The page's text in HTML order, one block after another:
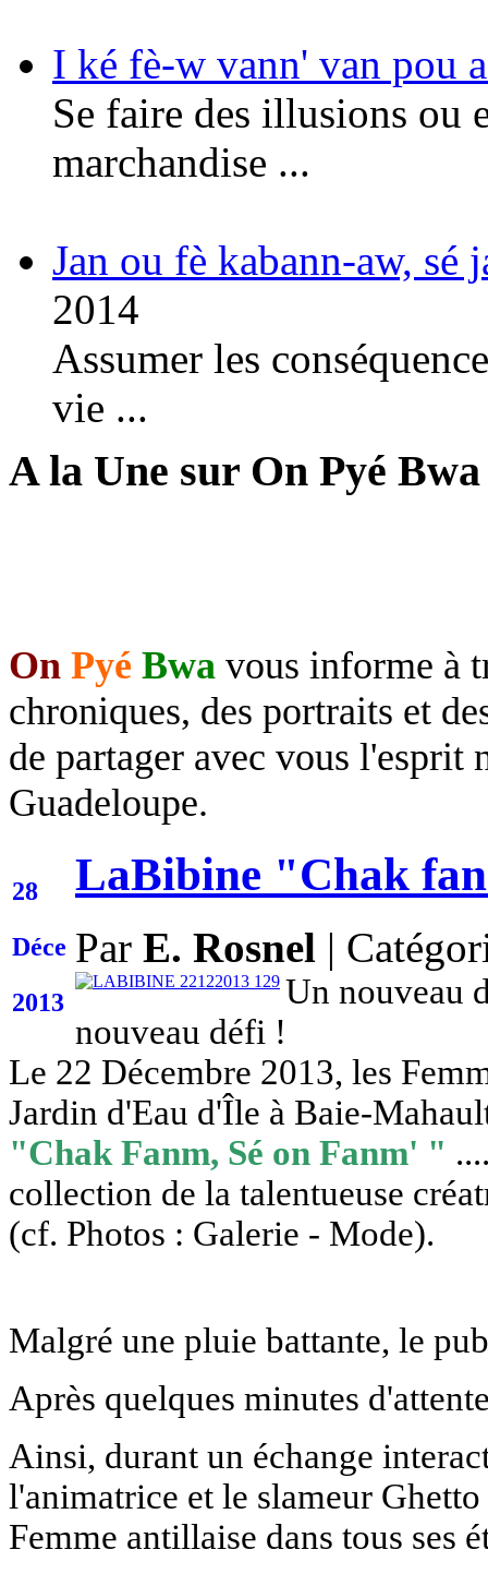
I ké fè-w vann' van pou
Se faire des illusions ou
marchandise ...
Jan ou fè kabann-aw, sé
2014
Assumer les
vie ...
A la Une sur On Pyé Bwa
On Pyé Bwa vous informe à
chroniques, des portraits et
de partager avec vous l'esprit
Guadeloupe.
28
Déce
2013
LaBibine "Chak
Par E. Rosnel |
Un nouveau
nouveau défi !
Le 22 Décembre 2013, les
Jardin d'Eau d'Île à Baie-
"Chak Fanm, Sé on Fanm' "
collection de la talentueuse
(cf. Photos : Galerie - Mode).
Malgré une pluie battante, le
Après quelques minutes
Ainsi, durant un échange
l'animatrice et le slameur
Femme antillaise dans tous ses